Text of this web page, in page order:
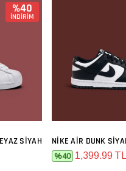
%40
İNDİRİM
SIYAH NIKE AIR DUNK
%40 1,399.99 TL